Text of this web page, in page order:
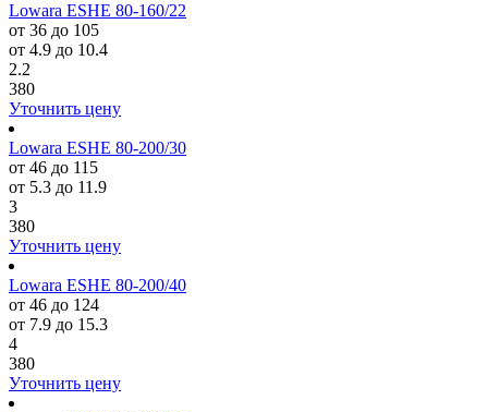
Lowara ESHE 80-160/22
от 36 до 105
от 4.9 до 10.4
2.2
380
Уточнить цену
Lowara ESHE 80-200/30
от 46 до 115
от 5.3 до 11.9
3
380
Уточнить цену
Lowara ESHE 80-200/40
от 46 до 124
от 7.9 до 15.3
4
380
Уточнить цену